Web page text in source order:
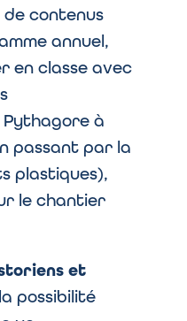
contenus
annuel,
en classe avec
à
passant par la
plastiques),
le chantier
et
possibilité